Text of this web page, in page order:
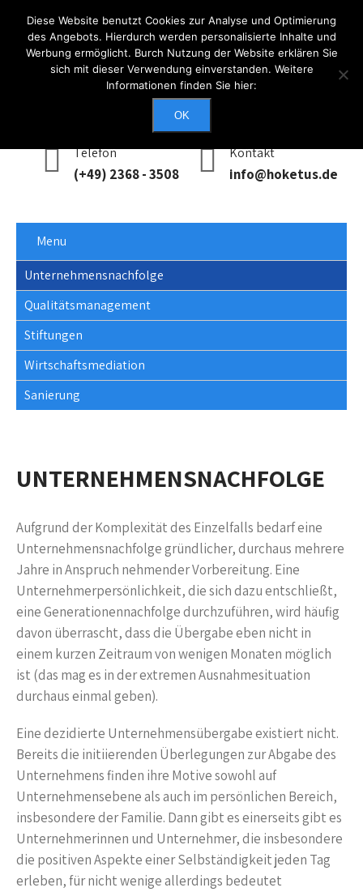
Erreichbarkeit
Mo - Do: 0900 - 1700, Fr: 0900 - 1400
Telefon
(+49) 2368 - 3508
Kontakt
info@hoketus.de
Menu
Unternehmensnachfolge
Qualitätsmanagement
Stiftungen
Wirtschaftsmediation
Sanierung
UNTERNEHMENSNACHFOLGE
Aufgrund der Komplexität des Einzelfalls bedarf eine
Unternehmensnachfolge gründlicher, durchaus mehrere
Jahre in Anspruch nehmender Vorbereitung. Eine
Unternehmerpersönlichkeit, die sich dazu entschließt,
eine Generationennachfolge durchzuführen, wird häufig
davon überrascht, dass die Übergabe eben nicht in
einem kurzen Zeitraum von wenigen Monaten möglich
ist (das mag es in der extremen Ausnahmesituation
durchaus einmal geben).
Eine dezidierte Unternehmensübergabe existiert nicht.
Bereits die initiierenden Überlegungen zur Abgabe des
Unternehmens finden ihre Motive sowohl auf
Unternehmensebene als auch im persönlichen Bereich,
insbesondere der Familie. Dann gibt es einerseits gibt es
Unternehmerinnen und Unternehmer, die insbesondere
die positiven Aspekte einer Selbständigkeit jeden Tag
erleben, für nicht wenige allerdings bedeutet
Anmelden
Diese Website benutzt Cookies zur Analyse und Optimierung
des Angebots. Hierdurch werden personalisierte Inhalte und
Werbung ermöglicht. Burch Nutzung der Website erklären Sie
sich mit dieser Verwendung einverstanden. Weitere
Informationen finden Sie hier:
OK